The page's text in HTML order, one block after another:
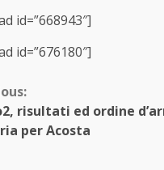
id=”668943″]
id=”676180″]
risultati ed ordine
per Acosta